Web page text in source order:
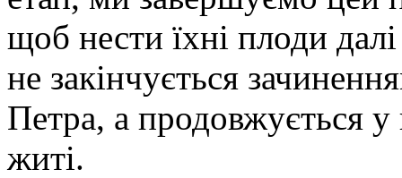
щоб нести їхні плоди
не закінчується
Петра, а продовжується
житі.